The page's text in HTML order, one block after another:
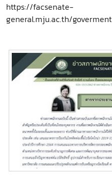
https://facsenate-
general.mju.ac.th/goverment/